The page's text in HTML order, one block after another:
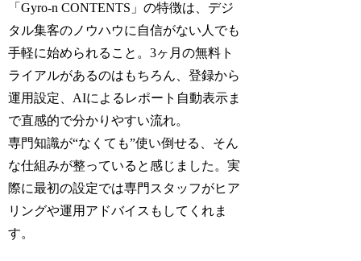
「Gyro-n CONTENTS」の特徴は、デジ
タル集客のノウハウに自信がない人でも
手軽に始められること。3ヶ月の無料ト
ライアルがあるのはもちろん、登録から
運用設定、AIによるレポート自動表示ま
で直感的で分かりやすい流れ。
専門知識が“なくても”使い倒せる、そん
な仕組みが整っていると感じました。実
際に最初の設定では専門スタッフがヒア
リングや運用アドバイスもしてくれま
す。